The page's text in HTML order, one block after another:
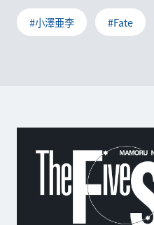
#小澤亜李 #Fate